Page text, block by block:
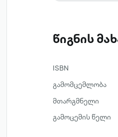
წიგნის
ISBN
გამომცემლობა
მთარგმნელი
გამოცემის წელი